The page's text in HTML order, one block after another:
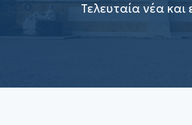
Τελευταία νέα και